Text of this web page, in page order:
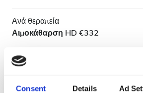
Consent Details Ad
Αναψυκτικά
Δωρεάν WiFi
Δωρεάν Μεταφορά
Ανά θεραπεία
Αιμοκάθαρση HD €332